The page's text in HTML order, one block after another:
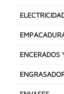
ENCERADOS